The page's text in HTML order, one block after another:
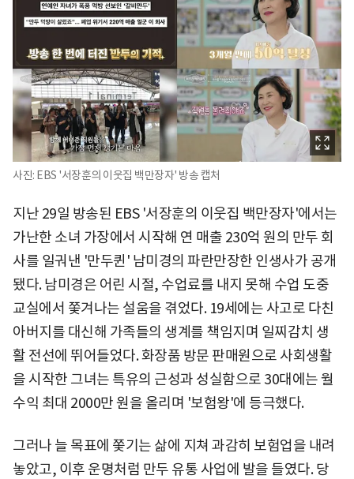
사진: EBS '서장훈의 이웃집 백만장자' 방송 캡처
지난 29일 방송된 EBS '서장훈의 이웃집 백만장자'에서는
가난한 소녀 가장에서 시작해 연 매출 230억 원의 만두 회
사를 일궈낸 '만두퀸' 남미경의 파란만장한 인생사가 공개
됐다. 남미경은 어린 시절, 수업료를 내지 못해 수업 도중
교실에서 쫓겨나는 설움을 겪었다. 19세에는 사고로 다친
아버지를 대신해 가족들의 생계를 책임지며 일찌감치 생
활 전선에 뛰어들었다. 화장품 방문 판매원으로 사회생활
을 시작한 그녀는 특유의 근성과 성실함으로 30대에는 월
수익 최대 2000만 원을 올리며 '보험왕'에 등극했다.
그러나 늘 목표에 쫓기는 삶에 지쳐 과감히 보험업을 내려
놓았고, 이후 운명처럼 만두 유통 사업에 발을 들였다. 당